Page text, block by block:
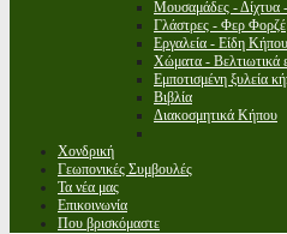
Μουσαμάδες - Δίχτυα
Γλάστρες - Φερ Φορζέ
Εργαλεία - Είδη Κήπου
Χώματα - Βελτιωτικά
Εμποτισμένη ξυλεία
Βιβλία
Διακοσμητικά Κήπου
Χονδρική
Γεωπονικές Συμβουλές
Τα νέα μας
Επικοινωνία
Που βρισκόμαστε